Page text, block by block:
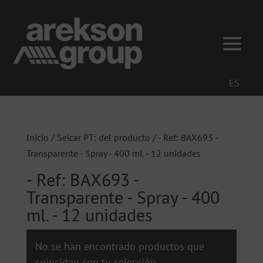
ES
Inicio / Seicar PT: del producto / - Ref: BAX693 -
Transparente - Spray - 400 ml. - 12 unidades
- Ref: BAX693 -
Transparente - Spray - 400
ml. - 12 unidades
No se han encontrado productos que